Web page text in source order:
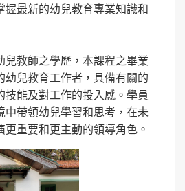
握最新的幼兒教育專業知識和
兒教師之學歷，本課程之畢業
幼兒教育工作者，具備有關的
能及對工作的投入感。學員
中帶領幼兒學習和思考，在未
重要和更主動的領導角色。